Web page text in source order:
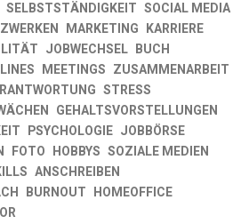
SELBSTSTÄNDIGKEIT SOCIAL MEDIA
MARKETING KARRIERE
JOBWECHSEL BUCH
MEETINGS ZUSAMMENARBEIT
STRESS
GEHALTSVORSTELLUNGEN
PSYCHOLOGIE JOBBÖRSE
FOTO HOBBYS SOZIALE MEDIEN
ANSCHREIBEN
BURNOUT HOMEOFFICE